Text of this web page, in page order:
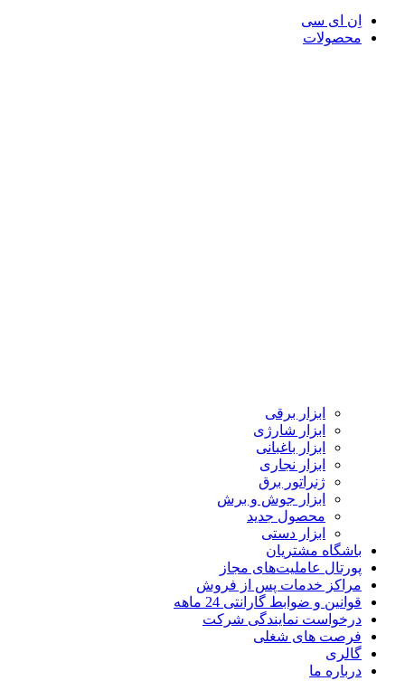
اِن ای سی
محصولات
ابزار برقی
ابزار شارژی
ابزار باغبانی
ابزار نجاری
ژنراتور برق
ابزار جوش و برش
محصول جدید
ابزار دستی
باشگاه مشتریان
پورتال عاملیت‌های مجاز
مراکز خدمات پس از فروش
قوانین و ضوابط گارانتی 24 ماهه
درخواست نمایندگی شرکت
فرصت های شغلی
گالری
درباره ما